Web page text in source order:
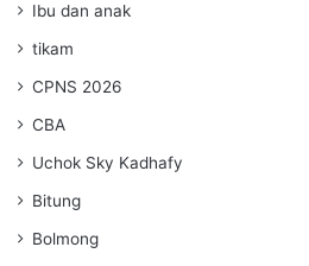
Ibu dan anak
tikam
CPNS 2026
CBA
Uchok Sky Kadhafy
Bitung
Bolmong